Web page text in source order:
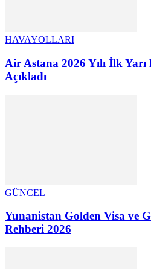
HAVAYOLLARI
Air Astana 2026 Yılı İlk Yarı
Açıkladı
GÜNCEL
Yunanistan Golden Visa ve
Rehberi 2026